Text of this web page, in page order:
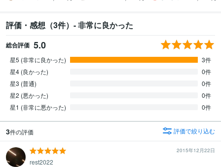
評価・感想（3件）- 非常に良かった
総合評価 5.0
星5 (非常に良かった)
3件
星4 (良かった)
0件
星3 (普通)
0件
星2 (悪かった)
0件
星1 (非常に悪かった)
0件
3件の評価 評価で絞り込む
2015年12月22日
rest2022